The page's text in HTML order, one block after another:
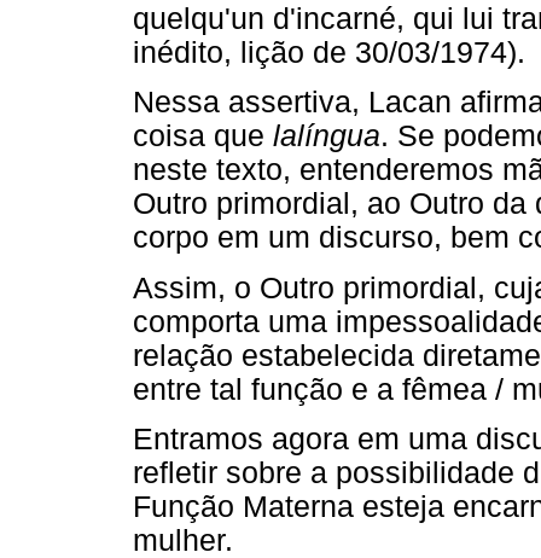
quelqu'un d'incarné, qui lui
inédito, lição de 30/03/1974).
Nessa assertiva, Lacan
coisa que lalíngua. Se
neste texto, entenderemos
Outro primordial, ao Outro
corpo em um discurso, bem
Assim, o Outro primordial,
comporta uma
relação estabelecida
entre tal função e a fêmea /
Entramos agora em uma
refletir sobre a possibilidade
Função Materna esteja
mulher.